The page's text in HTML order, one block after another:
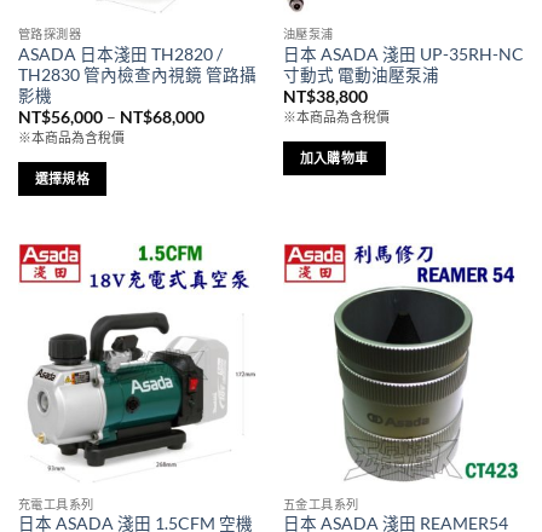
管路探測器
ASADA 日本淺田 TH2820 /
TH2830 管內檢查內視鏡 管路攝
影機
NT$56,000 – NT$68,000價
NT$56,000
※本商品為含稅價
選擇規格
品
有
式。
可
在
頁
油壓泵浦
日本 ASADA 淺田 UP-35RH-NC
寸動式 電動油壓泵浦
NT$38,800
※本商品為含稅價
加入購物車
充電工具系列
日本 ASADA 淺田 1.5CFM 空機
五金工具系列
日本 ASADA 淺田 REAMER54